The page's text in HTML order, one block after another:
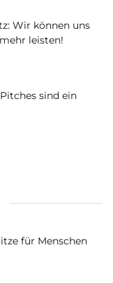
Wir können uns
leisten!
sind ein
für Menschen